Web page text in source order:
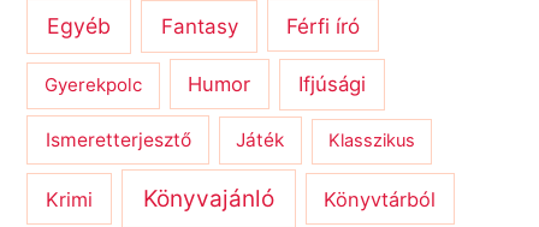
Egyéb Fantasy Férfi író
Gyerekpolc Humor Ifjúsági
Ismeretterjesztő Játék Klasszikus
Krimi Könyvajánló Könyvtárból